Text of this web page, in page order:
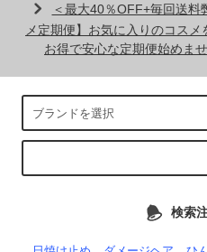
＜最大40％OFF+毎回送料
メ定期便】お気に入りのコスメ
お得で安心な定期便始めま
検索